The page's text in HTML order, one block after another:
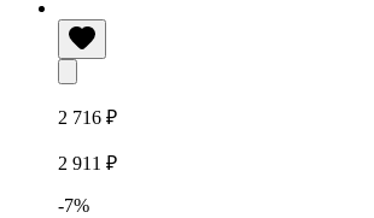
2 716 ₽
2 911 ₽
-7%